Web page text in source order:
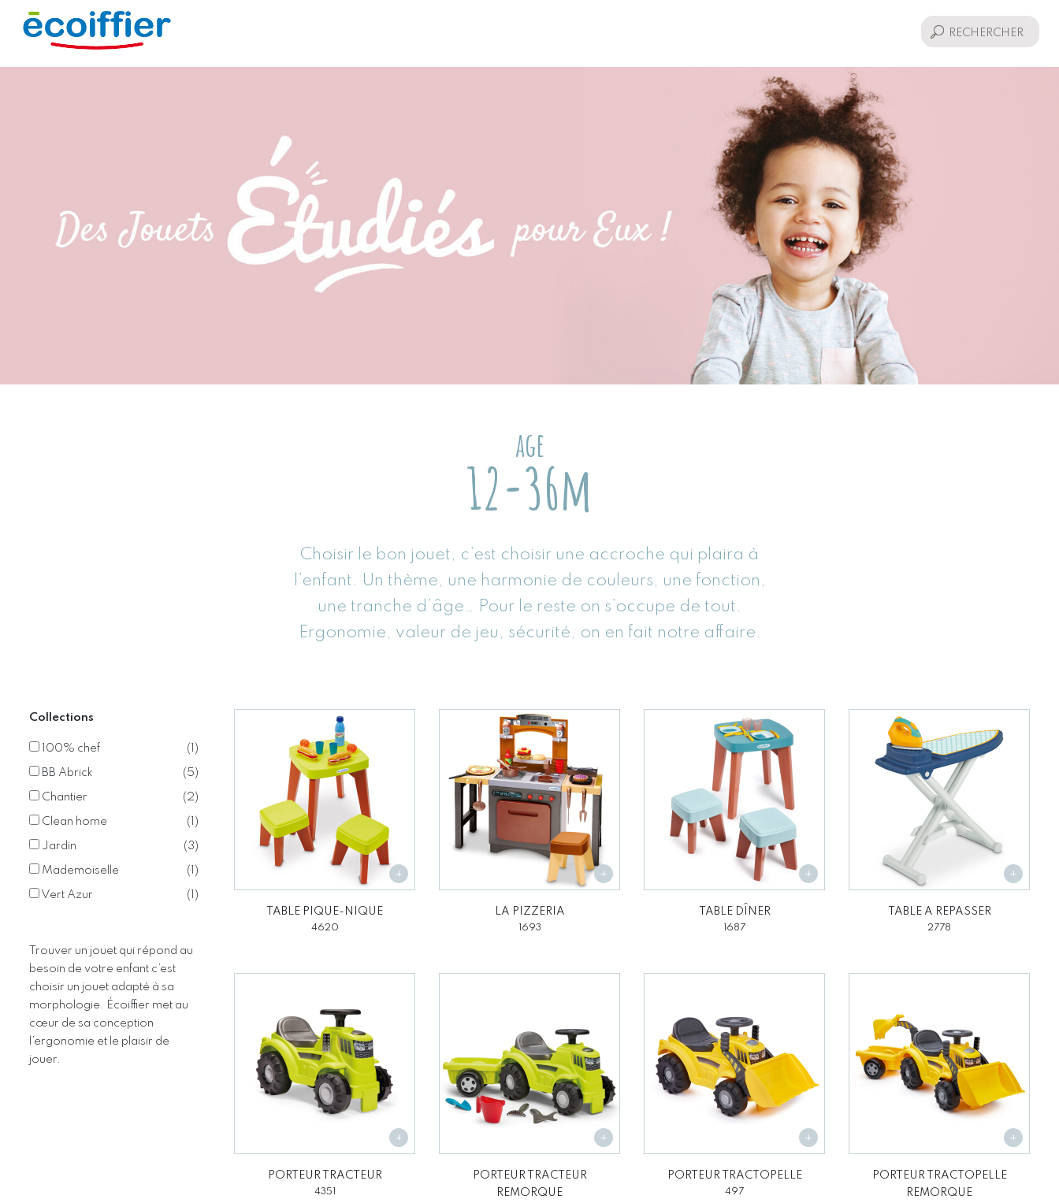
age
12-36m
Choisir le bon jouet, c’est choisir une accroche qui plaira à
l’enfant. Un thème, une harmonie de couleurs, une fonction,
une tranche d’âge… Pour le reste on s’occupe de tout.
Ergonomie, valeur de jeu, sécurité, on en fait notre affaire.
Collections
100% chef ( )
BB Abrick
(5)
Chantier
(2)
Clean home
( )
Jardin
(3)
Mademoiselle
( )
Vert Azur
( )
Trouver un jouet qui répond au
besoin de votre enfant c’est
choisir un jouet adapté à sa
morphologie. Écoiffier met au
cœur de sa conception
l’ergonomie et le plaisir de
jouer.
TABLE PIQUE-NIQUE
4620
LA PIZZERIA
1693
TABLE DÎNER
1687
TABLE A REPASSER
2778
PORTEUR TRACTEUR
4351
PORTEUR TRACTEUR
REMORQUE
PORTEUR TRACTOPELLE
497
PORTEUR TRACTOPELLE
REMORQUE